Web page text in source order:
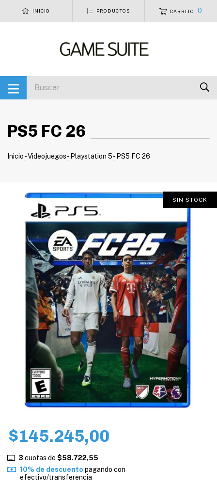
INICIO PRODUCTOS CARRITO 0
PS5 FC 26
Inicio-Videojuegos- Playstation 5- PS5 FC 26
SIN STOCK
$145.245,00
3 cuotas de $58.722,55
10% de descuento pagando con
efectivo/transferencia